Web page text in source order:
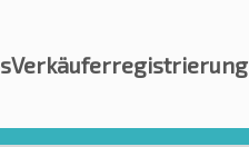
Verkäuferregistrierung